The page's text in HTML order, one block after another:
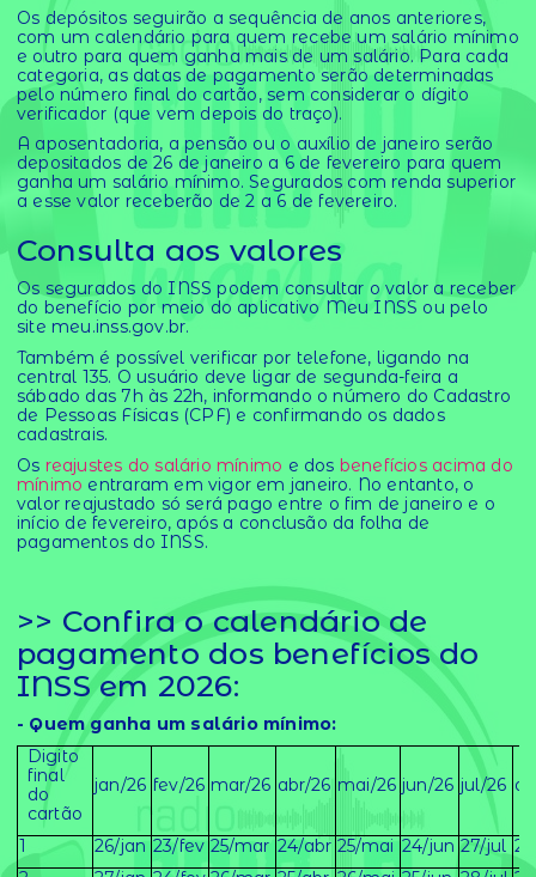
Os depósitos seguirão a sequência de anos anteriores,
com um calendário para quem recebe um salário mínimo
e outro para quem ganha mais de um salário. Para cada
categoria, as datas de pagamento serão determinadas
pelo número final do cartão, sem considerar o dígito
verificador (que vem depois do traço).
A aposentadoria, a pensão ou o auxílio de janeiro serão
depositados de 26 de janeiro a 6 de fevereiro para quem
ganha um salário mínimo. Segurados com renda superior
a esse valor receberão de 2 a 6 de fevereiro.
Consulta aos valores
Os segurados do INSS podem consultar o valor a receber
do benefício por meio do aplicativo Meu INSS ou pelo
site meu.inss.gov.br.
Também é possível verificar por telefone, ligando na
central 135. O usuário deve ligar de segunda-feira a
sábado das 7h às 22h, informando o número do Cadastro
de Pessoas Físicas (CPF) e confirmando os dados
cadastrais.
Os reajustes do salário mínimo e dos benefícios acima do
mínimo entraram em vigor em janeiro. No entanto, o
valor reajustado só será pago entre o fim de janeiro e o
início de fevereiro, após a conclusão da folha de
pagamentos do INSS.
>> Confira o calendário de
pagamento dos benefícios do
INSS em 2026:
- Quem ganha um salário mínimo:
Digito
final
do
cartão
jan/26 fev/26 mar/26 abr/26 mai/26 jun/26 jul/26
1 26/jan 23/fev 25/mar 24/abr 25/mai 24/jun 27/jul